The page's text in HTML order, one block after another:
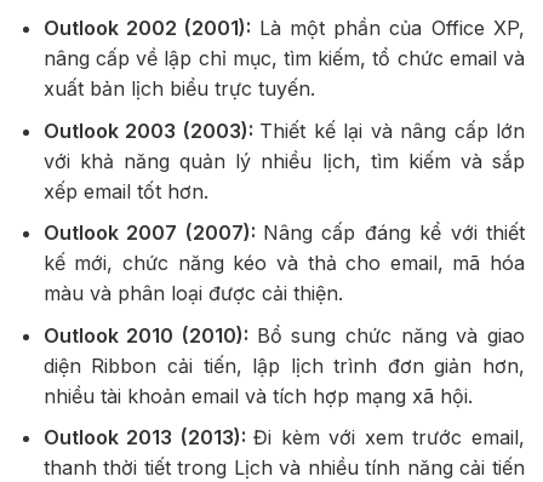
Outlook 2002 (2001): Là một phần của Office XP,
nâng cấp về lập chỉ mục, tìm kiếm, tổ chức email và
xuất bản lịch biểu trực tuyến.
Outlook 2003 (2003): Thiết kế lại và nâng cấp lớn
với khả năng quản lý nhiều lịch, tìm kiếm và sắp
xếp email tốt hơn.
Outlook 2007 (2007): Nâng cấp đáng kể với thiết
kế mới, chức năng kéo và thả cho email, mã hóa
màu và phân loại được cải thiện.
Outlook 2010 (2010): Bổ sung chức năng và giao
diện Ribbon cải tiến, lập lịch trình đơn giản hơn,
nhiều tài khoản email và tích hợp mạng xã hội.
Outlook 2013 (2013):Đi kèm với xem trước email,
thanh thời tiết trong Lịch và nhiều tính năng cải tiến